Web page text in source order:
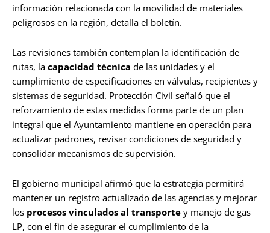
información relacionada con la movilidad de materiales
peligrosos en la región, detalla el boletín.
Las revisiones también contemplan la identificación de
rutas, la capacidad técnica de las unidades y el
cumplimiento de especificaciones en válvulas, recipientes y
sistemas de seguridad. Protección Civil señaló que el
reforzamiento de estas medidas forma parte de un plan
integral que el Ayuntamiento mantiene en operación para
actualizar padrones, revisar condiciones de seguridad y
consolidar mecanismos de supervisión.
El gobierno municipal afirmó que la estrategia permitirá
mantener un registro actualizado de las agencias y mejorar
los procesos vinculados al transporte y manejo de gas
LP, con el fin de asegurar el cumplimiento de la